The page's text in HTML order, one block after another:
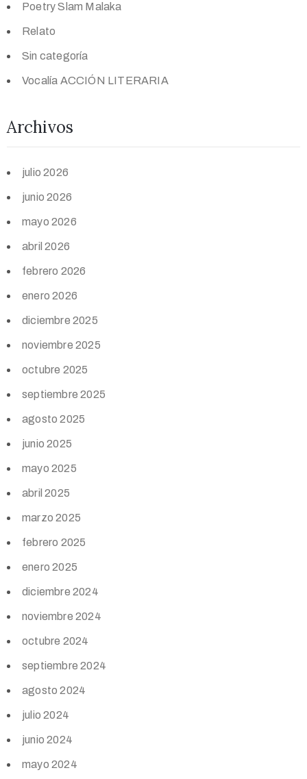
Poetry Slam Malaka
Relato
Sin categoría
Vocalía ACCIÓN LITERARIA
Archivos
julio 2026
junio 2026
mayo 2026
abril 2026
febrero 2026
enero 2026
diciembre 2025
noviembre 2025
octubre 2025
septiembre 2025
agosto 2025
junio 2025
mayo 2025
abril 2025
marzo 2025
febrero 2025
enero 2025
diciembre 2024
noviembre 2024
octubre 2024
septiembre 2024
agosto 2024
julio 2024
junio 2024
mayo 2024